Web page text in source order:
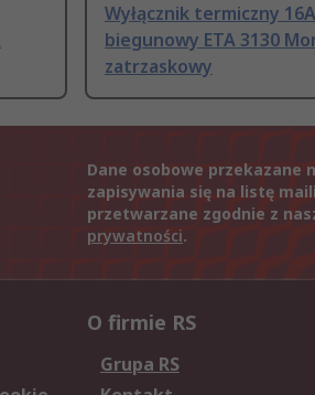
Wyłącznik termiczny
biegunowy ETA 3130
zatrzaskowy
Dane osobowe przekazane
zapisywania się na listę
przetwarzane zgodnie z
prywatności.
O firmie RS
Grupa RS